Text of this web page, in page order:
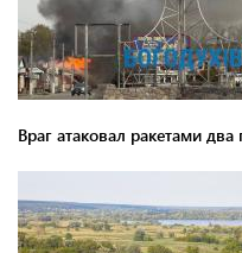
Враг атаковал ракетами